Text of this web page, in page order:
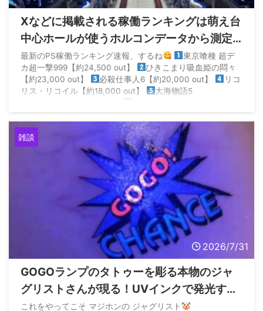
Xなどに掲載される稼働ランキングは萌え台
中心ホールが使うホルコンデータから測定
されてるから参考にならないらしい
最新のPS稼働ランキング速報、するね
東京喰種 超デ
カ超一撃999【約24,500 out】
ひきこまり吸血姫の悶々
【約23,000 out】
必殺仕事人6【約20,000 out】
リコ
リス・リコイル【約18,000 out】
大海物語5
雑談
2026/7/31
GOGOランプのタトゥーを彫る本物のジャ
グリストさんが現る！UVインクで発光する
模様
これをやってこそ マジホンの ジャグリスト